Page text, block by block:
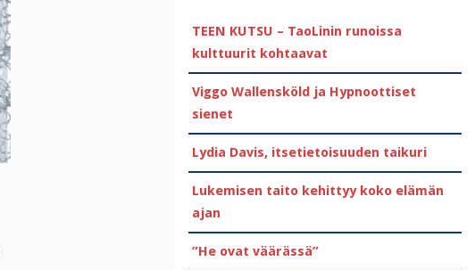
TEEN KUTSU – TaoLinin runoissa
kulttuurit kohtaavat
Viggo Wallensköld ja Hypnoottiset
sienet
Lydia Davis, itsetietoisuuden taikuri
Lukemisen taito kehittyy koko elämän
ajan
”He ovat väärässä”